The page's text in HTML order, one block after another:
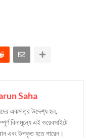
Saha
একমাত্র উদ্দেশ্য হল,
বিনামূল্যে এই ওয়েবসাইটে
এবং উপকৃত হতে পারেন।